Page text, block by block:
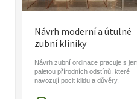
Návrh moderní a útulné
zubní kliniky
Návrh zubní ordinace pracuje s
paletou přírodních odstínů, které
navozují pocit klidu a důvěry.